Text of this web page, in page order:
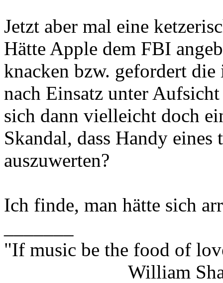
Jetzt aber mal eine
Hätte Apple dem FBI
knacken bzw. gefordert
nach Einsatz unter
sich dann vielleicht doch
Skandal, dass Handy
auszuwerten?
Ich finde, man hätte sich
"If music be the food of
William